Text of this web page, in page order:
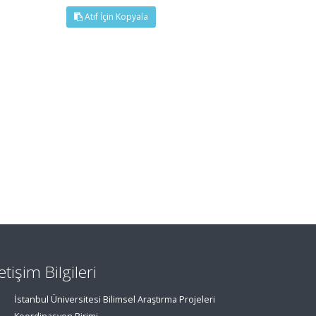
Atıf İçin Kopyala
Bilgileri
İstanbul Üniversitesi Bilimsel Araştırma Projeleri